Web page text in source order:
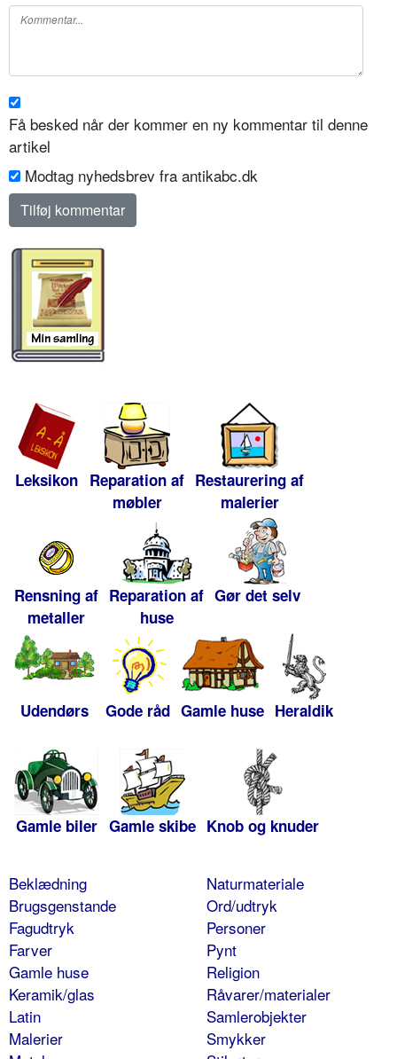
Få besked når der kommer en ny kommentar til denne
artikel
Modtag nyhedsbrev fra antikabc.dk
Leksikon Reparation af
møbler
Restaurering af
malerier
Rensning af
metaller
Reparation af
huse
Gør det selv
Udendørs Gode råd Gamle huse Heraldik
Gamle biler Gamle skibe Knob og knuder
Beklædning
Brugsgenstande
Fagudtryk
Farver
Gamle huse
Keramik/glas
Latin
Malerier
Naturmateriale
Ord/udtryk
Personer
Pynt
Religion
Råvarer/materialer
Samlerobjekter
Smykker